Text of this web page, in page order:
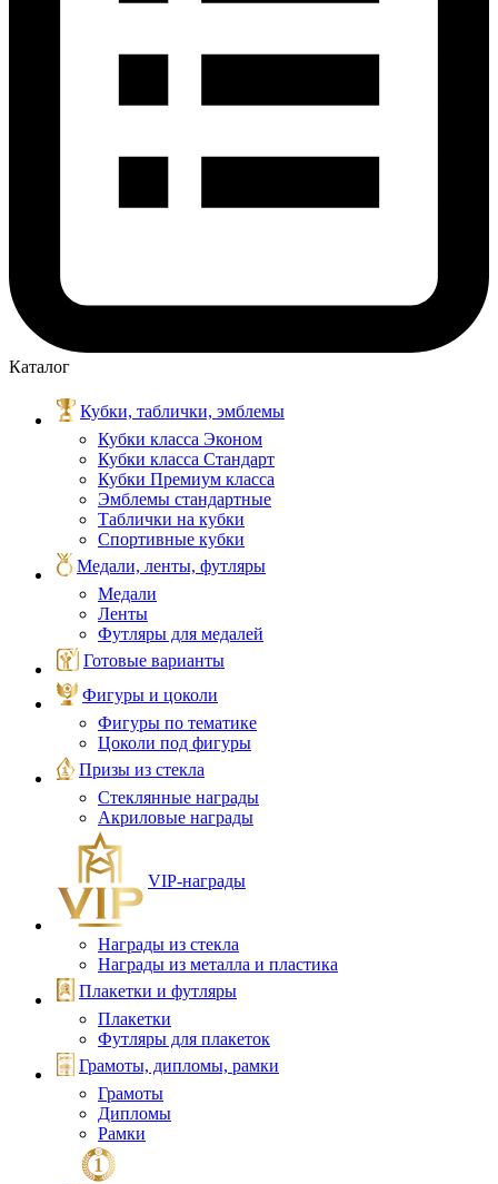
Каталог
Кубки, таблички, эмблемы
Кубки класса Эконом
Кубки класса Стандарт
Кубки Премиум класса
Эмблемы стандартные
Таблички на кубки
Спортивные кубки
Медали, ленты, футляры
Медали
Ленты
Футляры для медалей
Готовые варианты
Фигуры и цоколи
Фигуры по тематике
Цоколи под фигуры
Призы из стекла
Стеклянные награды
Акриловые награды
VIP‑награды
Награды из стекла
Награды из металла и пластика
Плакетки и футляры
Плакетки
Футляры для плакеток
Грамоты, дипломы, рамки
Грамоты
Дипломы
Рамки